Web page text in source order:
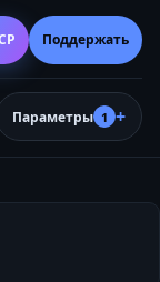
Параметры 1
Поддержать